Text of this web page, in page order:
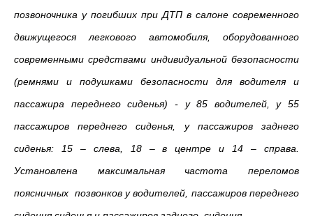
позвоночника у погибших при ДТП в салоне современного
движущегося легкового автомобиля, оборудованного
современными средствами индивидуальной безопасности
(ремнями и подушками безопасности для водителя и
пассажира переднего сиденья) - у 85 водителей, у 55
пассажиров переднего сиденья, у пассажиров заднего
сиденья: 15 – слева, 18 – в центре и 14 – справа.
Установлена максимальная частота переломов
поясничных позвонков у водителей, пассажиров переднего